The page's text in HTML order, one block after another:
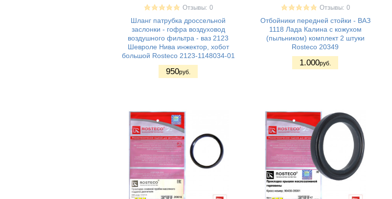
Отзывы: 0
Шланг патрубка дроссельной
заслонки - гофра воздуховод
воздушного фильтра - ваз 2123
Шевроле Нива инжектор, хобот
большой Rosteco 2123-1148034-01
950руб.
Отзывы: 0
Отбойники передней стойки - ВАЗ
1118 Лада Калина с кожухом
(пыльником) комплект 2 штуки
Rosteco 20349
1.000руб.